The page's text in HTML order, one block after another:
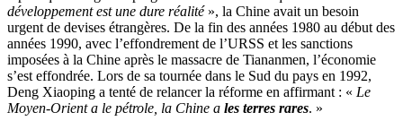
développement est une dure réalité», la Chine avait un besoin
urgent de devises étrangères. De la fin des années 1980 au début des
années 1990, avec l’effondrement de l’URSS et les sanctions
imposées à la Chine après le massacre de Tiananmen, l’économie
s’est effondrée. Lors de sa tournée dans le Sud du pays en 1992,
Deng Xiaoping a tenté de relancer la réforme en affirmant : « Le
Moyen-Orient a le pétrole, la Chine a les terres rares. »